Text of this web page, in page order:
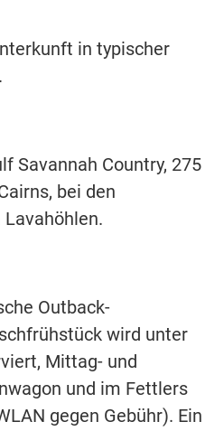
in typischer
Savannah Country, 275
bei den
Outback-
wird unter
Mittag- und
und im Fettlers
gegen Gebühr). Ein